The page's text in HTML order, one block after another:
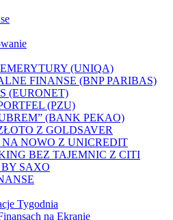
(UNIQA)
FINANSE (BNP PARIBAS)
(EURONET)
(PZU)
(BANK PEKAO)
Z GOLDSAVER
NOWO Z UNICREDIT
BEZ TAJEMNIC Z CITI
SAXO
Tygodnia
na Ekranie